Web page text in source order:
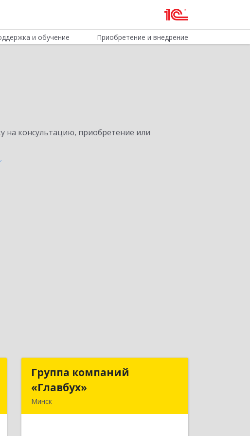
и обучение Приобретение и внедрение
на консультацию, приобретение или
Группа компаний
«Главбух»
Минск
Группа компаний